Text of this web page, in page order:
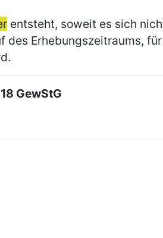
entsteht, soweit es sich
des Erhebungszeitraums,
GewStG